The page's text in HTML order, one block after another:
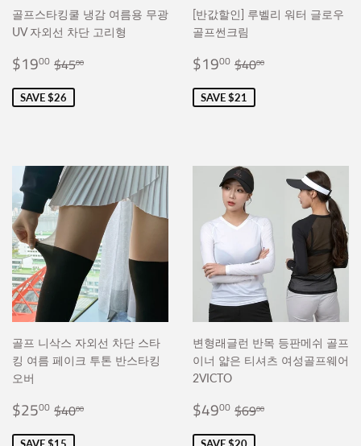
골프스타킹쿨 냉감 여름용 무광
UV 자외선 차단 고리형
Sale
price
$1900 $19.00
Regular price
$4500
SAVE $26
[반값할인] 루벨리 워터 글로우
골프썬크림
Sale
price
$1900 $19.00
Regular price
$4000
SAVE $21
골프 니삭스 자외선 차단 스타
킹 여름 페이크 투톤 반스타킹
오버
Sale
price
$2500 $25.00
Regular price
$4000
SAVE $15
변형래글런 반목 등판메쉬 골프
이너 얇은 티셔츠 여성골프웨어
2VICTO
Sale
price
$4900 $49.00
Regular price
$6900
SAVE $20